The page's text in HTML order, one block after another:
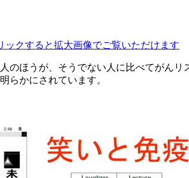
のほうが、そうでない人に比べてがん
らかにされています。